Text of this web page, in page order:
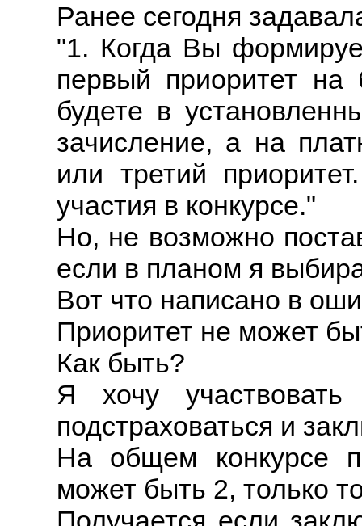
Ранее сегодня
"1. Когда Вы
первый приоритет
будете в
зачисление, а на
или третий
участия в конкурсе."
Но, не возможно
если в планом я
Вот что написано в
Приоритет не может
Как быть?
Я хочу
подстраховаться и
На общем конкурсе
может быть 2, только